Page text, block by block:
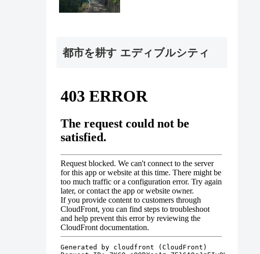
都市を耕す エディブルシティ